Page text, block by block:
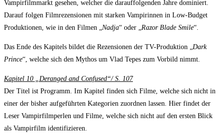
Vampirfilmmarkt gesehen, welcher die darauffolgenden Jahre dominiert.
Darauf folgen Filmrezensionen mit starken Vampirinnen in Low-Budget
Produktionen, wie in den Filmen „ Nadja“ oder „ Razor Blade Smile“.
Das Ende des Kapitels bildet die Rezensionen der TV-Produktion „ Dark
Prince“, welche sich den Mythos um Vlad Tepes zum Vorbild nimmt.
Kapitel 10 „Deranged and Confused“/ S. 107
Der Titel ist Programm. Im Kapitel finden sich Filme, welche sich nicht in
einer der bisher aufgeführten Kategorien zuordnen lassen. Hier findet der
Leser Vampirfilmperlen und Filme, welche sich nicht auf den ersten Blick
als Vampirfilm identifizieren.